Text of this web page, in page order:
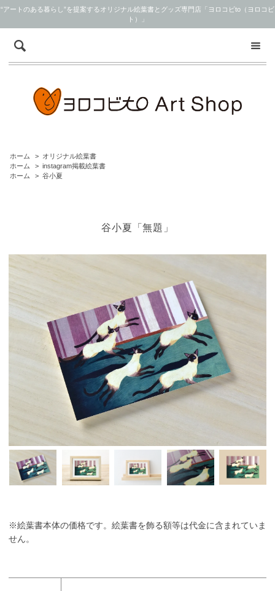
“アートのある暮らし”を提案するオリジナル絵葉書とグッズ専門店「ヨロコビto（ヨロコビ
ト）」
ホーム > オリジナル絵葉書
ホーム
> instagram掲載絵葉書
ホーム
> 谷小夏
谷小夏「無題」
※絵葉書本体の価格です。絵葉書を飾る額等は代金に含まれていま
せん。